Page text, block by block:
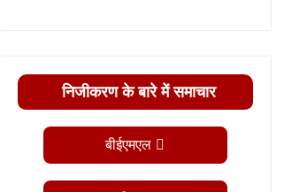
निजीकरण के बारे में समाचार
बीईएमएल